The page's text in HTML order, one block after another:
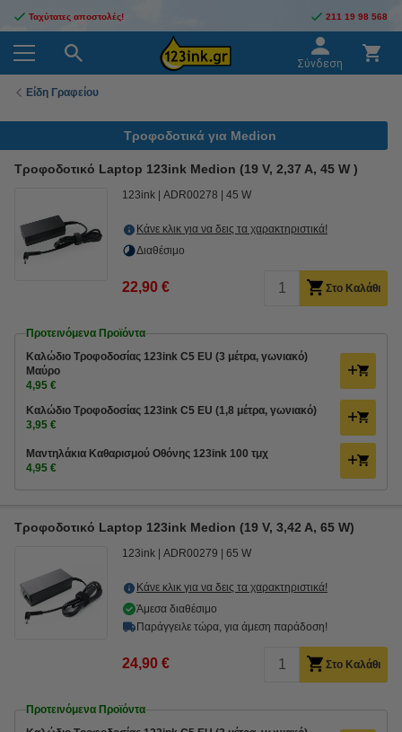
Ταχύτατες αποστολές! 211 19 98 568
Σύνδεση
Είδη Γραφείου
Τροφοδοτικά για Medion
Τροφοδοτικό Laptop 123ink Medion (19 V, 2,37 A, 45 W )
123ink ADR00278 45 W
Κάνε κλικ για να δεις τα χαρακτηριστικά!
Διαθέσιμο
22,90 € Στο Καλάθι
Προτεινόμενα Προϊόντα
Καλώδιο Τροφοδοσίας 123ink C5 EU (3 μέτρα, γωνιακό)
Μαύρο
4,95 €
Καλώδιο Τροφοδοσίας 123ink C5 EU (1,8 μέτρα, γωνιακό)
3,95 €
Μαντηλάκια Καθαρισμού Οθόνης 123ink 100 τμχ
4,95 €
Τροφοδοτικό Laptop 123ink Medion (19 V, 3,42 A, 65 W)
123ink ADR00279 65 W
Κάνε κλικ για να δεις τα χαρακτηριστικά!
Άμεσα διαθέσιμο
Παράγγειλε τώρα, για άμεση παράδοση!
24,90 € Στο Καλάθι
Προτεινόμενα Προϊόντα